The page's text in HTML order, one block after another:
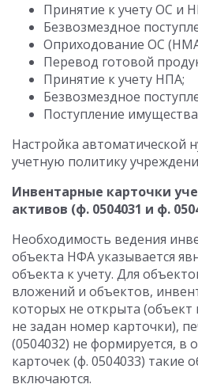
Принятие к учету ОС и
Безвозмездное
Оприходование ОС
Перевод готовой
Принятие к учету НПА;
Безвозмездное
Поступление
Настройка автоматической
учетную политику
Инвентарные карточки
активов (ф. 0504031 и ф.
Необходимость ведения
объекта НФА указывается
объекта к учету. Для
вложений и объектов,
которых не открыта (объект
не задан номер карточки),
(0504032) не формируется, в
карточек (ф. 0504033) такие
включаются.